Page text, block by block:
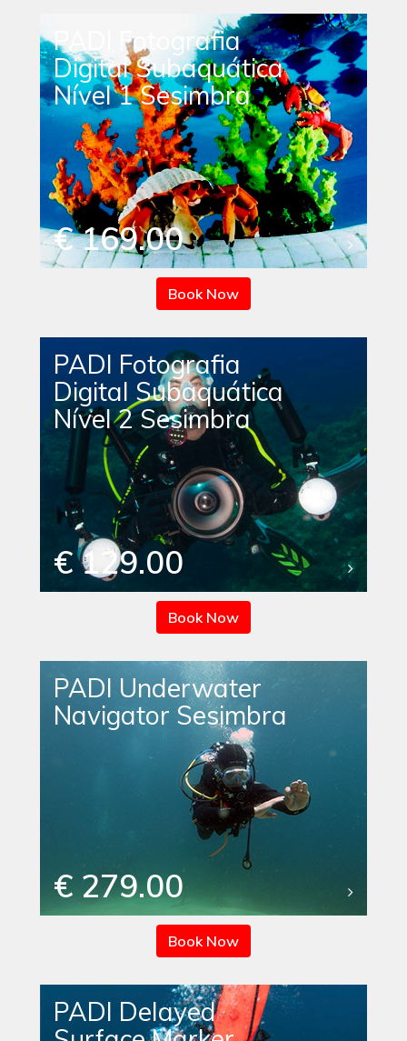
PADI Fotografia
Digital Subaquática
Nível 1 Sesimbra
€ 169.00
Book Now
PADI Fotografia
Digital Subaquática
Nível 2 Sesimbra
€ 129.00
Book Now
PADI Underwater
Navigator Sesimbra
€ 279.00
Book Now
PADI Delayed